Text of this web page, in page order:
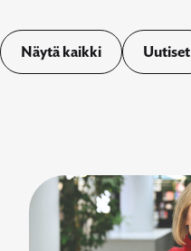
Näytä kaikki Uutiset